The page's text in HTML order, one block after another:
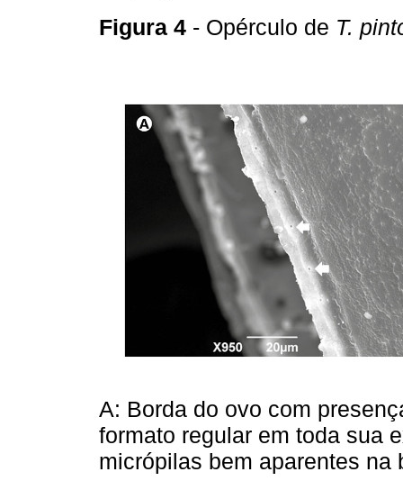
Figura 4 - Opérculo de T.
A: Borda do ovo com
formato regular em toda sua
micrópilas bem aparentes na